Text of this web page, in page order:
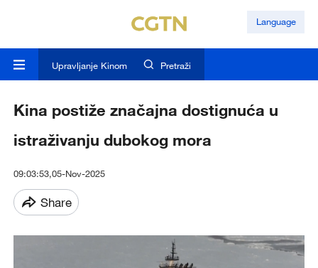
Language
Upravljanje Kinom Pretraži
Kina postiže značajna dostignuća u
istraživanju dubokog mora
09:03:53,05-Nov-2025
Share